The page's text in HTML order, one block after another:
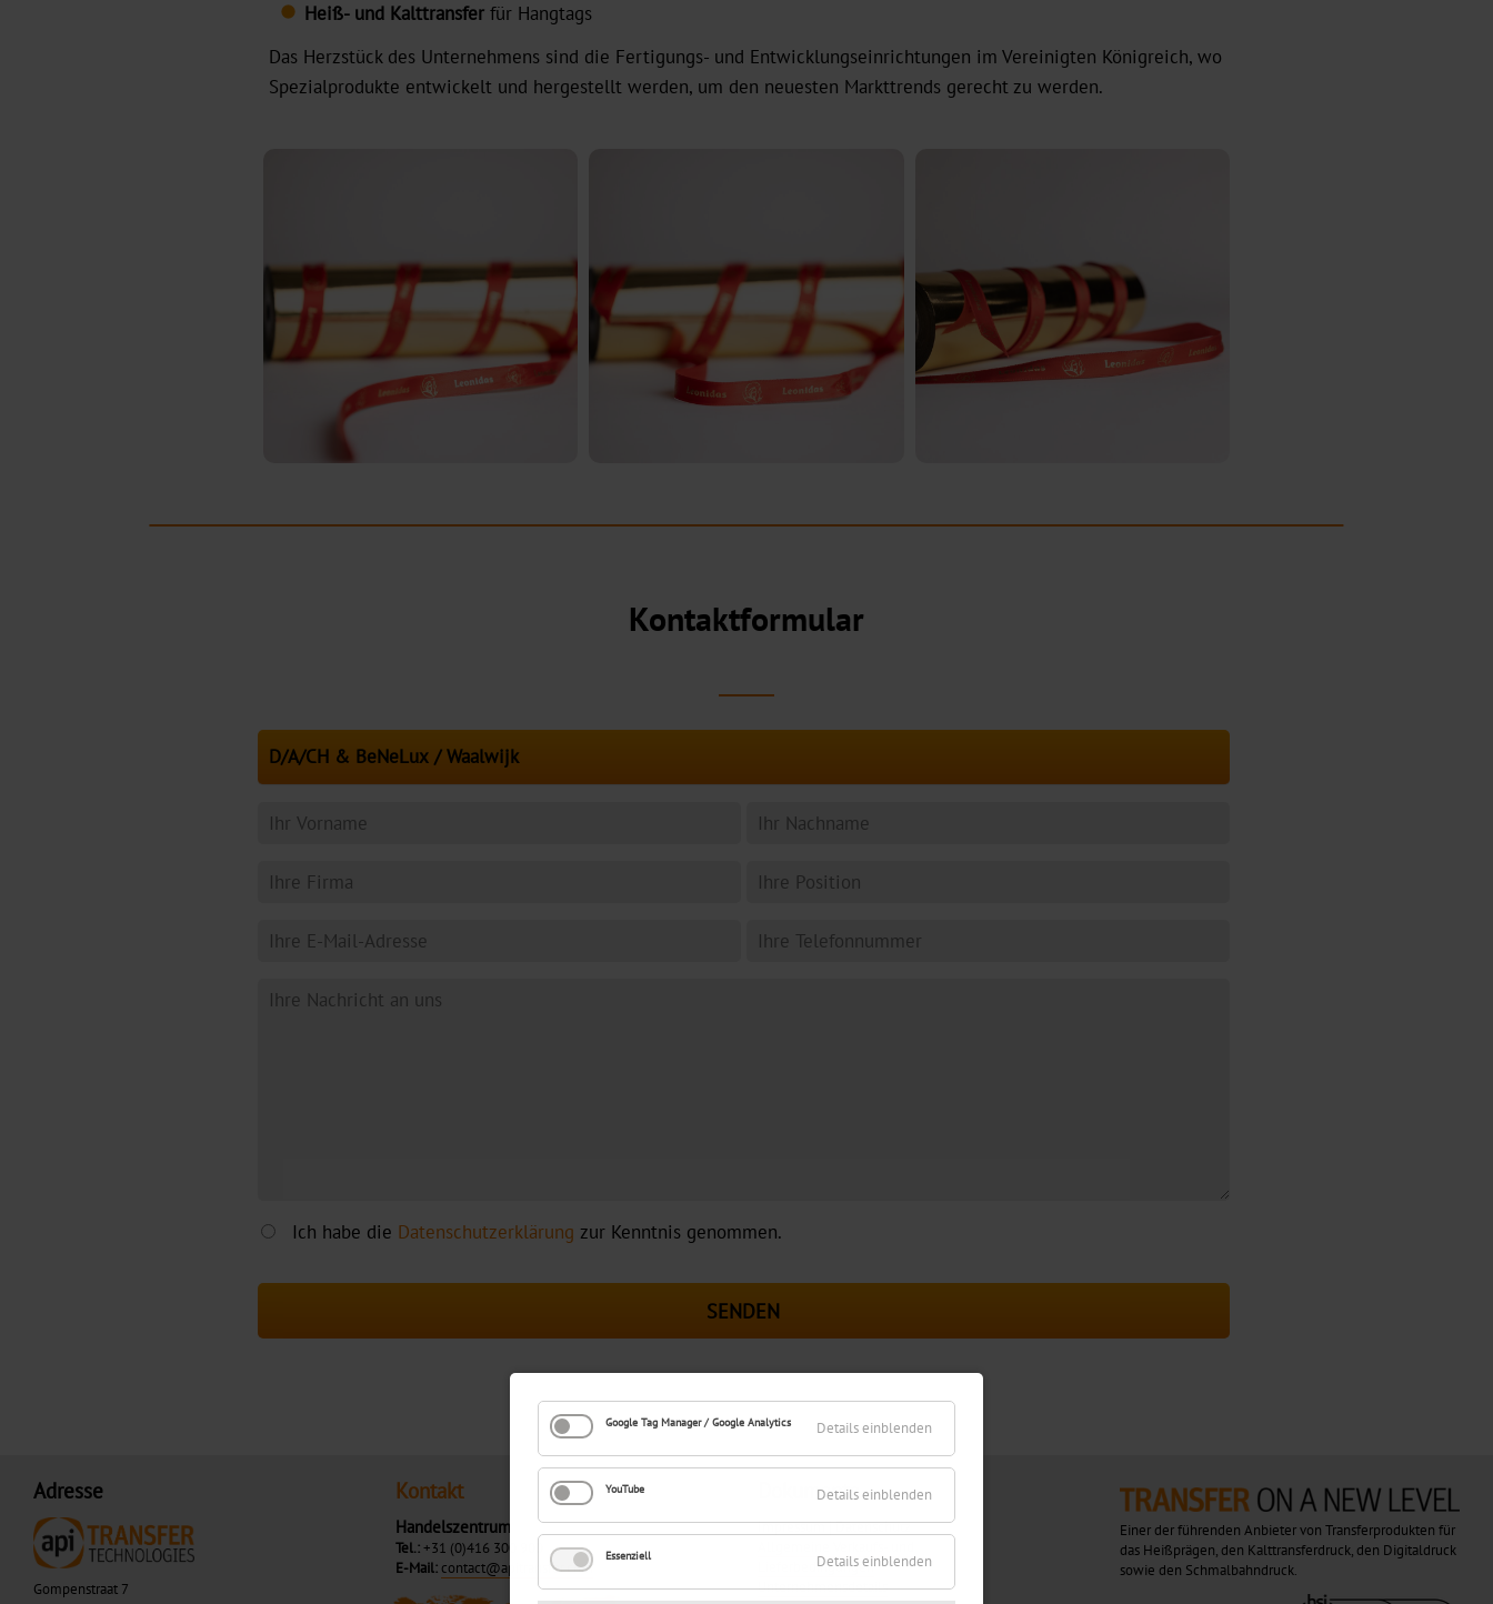
Heiß- und Kalttransfer für Hangtags
Das Herzstück des Unternehmens sind die Fertigungs- und Entwicklungseinrichtungen im Vereinigten Königreich, wo
Spezialprodukte entwickelt und hergestellt werden, um den neuesten Markttrends gerecht zu werden.
Kontaktformular
Ich habe die Datenschutzerklärung zur Kenntnis genommen.
SENDEN
Adresse
Gompenstraat 7
Kontakt
Handelszentrum
Tel.:+31 (0)416 300 900
E-Mail: contact@apitransfer.com
Dokumente
Impressum|Datenschutz
Lieferbedingungen
Unternehmensdetails
Einer der führenden Anbieter von Transferprodukten für
das Heißprägen, den Kalttransferdruck, den Digitaldruck
sowie den Schmalbahndruck.
Google Tag Manager / Google Analytics Details einblenden
YouTube Details einblenden
Essenziell Details einblenden